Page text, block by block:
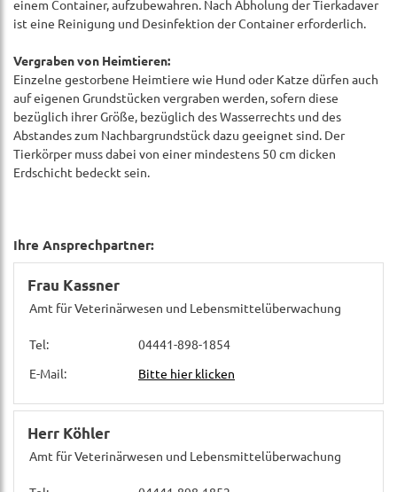
einem Container, aufzubewahren. Nach Abholung der Tierkadaver
ist eine Reinigung und Desinfektion der Container erforderlich.
Vergraben von Heimtieren:
Einzelne gestorbene Heimtiere wie Hund oder Katze dürfen auch
auf eigenen Grundstücken vergraben werden, sofern diese
bezüglich ihrer Größe, bezüglich des Wasserrechts und des
Abstandes zum Nachbargrundstück dazu geeignet sind. Der
Tierkörper muss dabei von einer mindestens 50 cm dicken
Erdschicht bedeckt sein.
Ihre Ansprechpartner:
Frau Kassner
Amt für Veterinärwesen und Lebensmittelüberwachung
Tel:
04441-898-1854
E-Mail:
Bitte hier klicken
Herr Köhler
Amt für Veterinärwesen und Lebensmittelüberwachung